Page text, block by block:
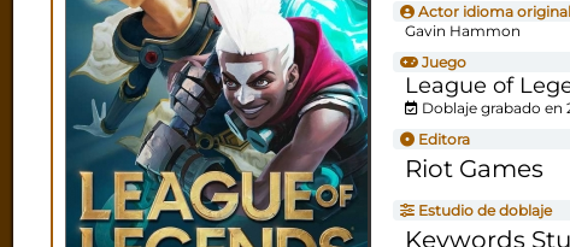
Actor idioma original
Gavin Hammon
Juego
League of
Doblaje grabado en
Editora
Riot Games
Estudio de doblaje
Keywords